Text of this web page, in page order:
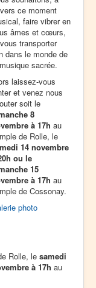
ce moment
faire vibrer en
âmes et cœurs,
transporter
dans le monde de
sacrée.
laissez-vous
et venez nous
soit le
8
à 17h au
de Rolle, le
14 novembre
ou le
15
à 17h au
de Cossonay.
photo
Rolle, le samedi
à 17h au